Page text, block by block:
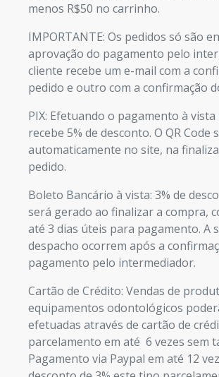
menos R$50 no carrinho.
IMPORTANTE: Os pedidos só são
aprovação do pagamento pelo
cliente recebe um e-mail com a
pedido e outro com a confirmação
PIX: Efetuando o pagamento à vista
recebe 5% de desconto. O QR Code
automaticamente no site, na
pedido.
Boleto Bancário à vista: 3% de
será gerado ao finalizar a compra,
até 3 dias úteis para pagamento. A
despacho ocorrem após a
pagamento pelo intermediador.
Cartão de Crédito: Vendas de
equipamentos odontológicos
efetuadas através de cartão de
parcelamento em até 6 vezes sem
Pagamento via Paypal em até 12